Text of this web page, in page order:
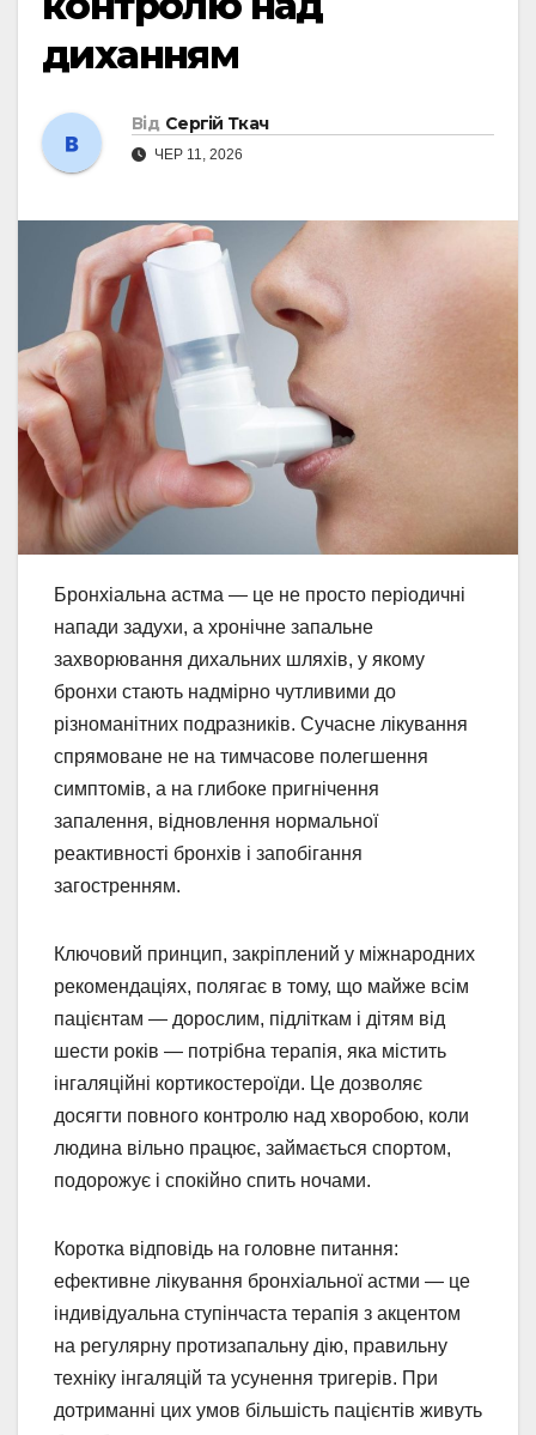
диханням
Від Сергій Ткач
ЧЕР 11, 2026
Бронхіальна астма — це не просто періодичні
напади задухи, а хронічне запальне
захворювання дихальних шляхів, у якому
бронхи стають надмірно чутливими до
різноманітних подразників. Сучасне лікування
спрямоване не на тимчасове полегшення
симптомів, а на глибоке пригнічення
запалення, відновлення нормальної
реактивності бронхів і запобігання
загостренням.
Ключовий принцип, закріплений у міжнародних
рекомендаціях, полягає в тому, що майже всім
пацієнтам — дорослим, підліткам і дітям від
шести років — потрібна терапія, яка містить
інгаляційні кортикостероїди. Це дозволяє
досягти повного контролю над хворобою, коли
людина вільно працює, займається спортом,
подорожує і спокійно спить ночами.
Коротка відповідь на головне питання:
ефективне лікування бронхіальної астми — це
індивідуальна ступінчаста терапія з акцентом
на регулярну протизапальну дію, правильну
техніку інгаляцій та усунення тригерів. При
дотриманні цих умов більшість пацієнтів живуть